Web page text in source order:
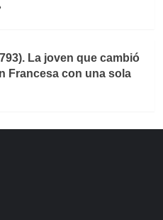
La joven que cambió
Francesa con una sola